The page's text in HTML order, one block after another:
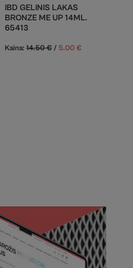
IBD GELINIS LAKAS
BRONZE ME UP 14ML.
65413
Kaina:14.50€ / 5.00 €